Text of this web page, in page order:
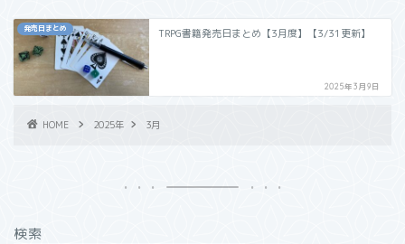
発売日まとめ TRPG書籍発売日まとめ【3月度】【3/31更新】
2025年3月9日
HOME 2025年 3月
検索